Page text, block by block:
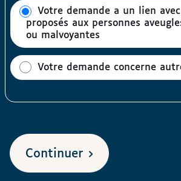
proposés aux personnes
ou malvoyantes
Votre demande concerne
Continuer